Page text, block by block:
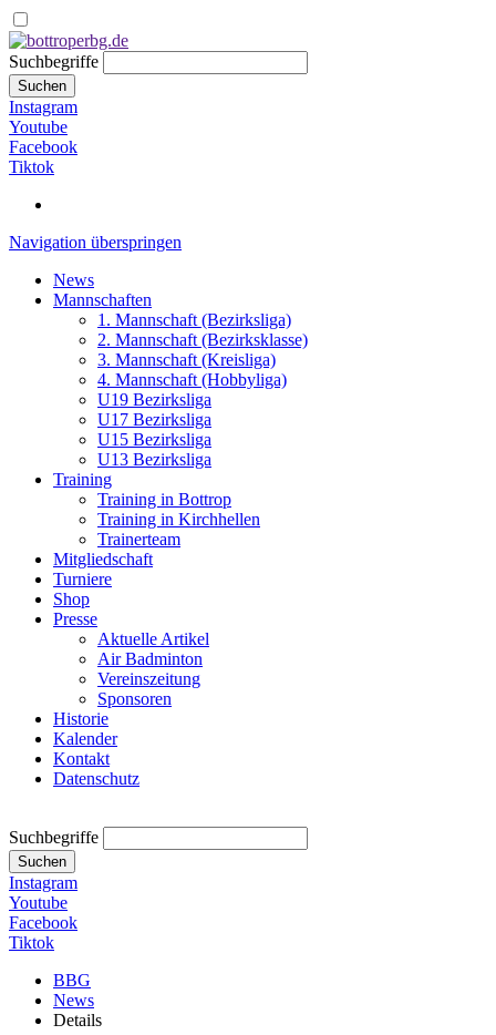
Suchbegriffe
Suchen
Instagram
Youtube
Facebook
Tiktok
Navigation überspringen
News
Mannschaften
1. Mannschaft (Bezirksliga)
2. Mannschaft (Bezirksklasse)
3. Mannschaft (Kreisliga)
4. Mannschaft (Hobbyliga)
U19 Bezirksliga
U17 Bezirksliga
U15 Bezirksliga
U13 Bezirksliga
Training
Training in Bottrop
Training in Kirchhellen
Trainerteam
Mitgliedschaft
Turniere
Shop
Presse
Aktuelle Artikel
Air Badminton
Vereinszeitung
Sponsoren
Historie
Kalender
Kontakt
Datenschutz
Suchbegriffe
Suchen
Instagram
Youtube
Facebook
Tiktok
BBG
News
Details